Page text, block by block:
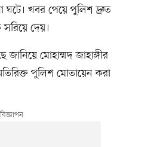
ঘটে। খবর পেয়ে পুলিশ দ্রুত
দেয়।
জানিয়ে মোহাম্মদ জাহাঙ্গীর
পুলিশ মোতায়েন করা